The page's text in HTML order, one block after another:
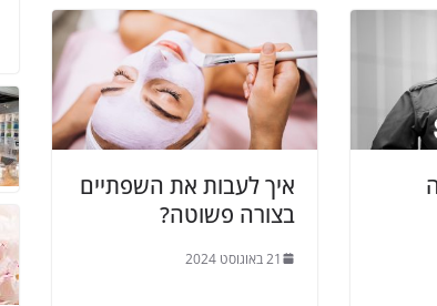
איך לעבות את השפתיים
בצורה פשוטה?
21 באוגוסט 2024